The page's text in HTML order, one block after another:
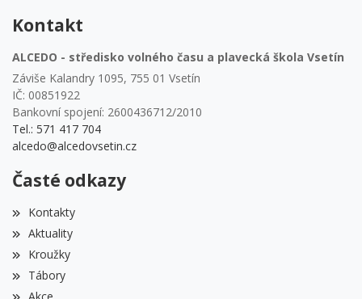
Kontakt
ALCEDO - středisko volného času a plavecká škola Vsetín
Záviše Kalandry 1095, 755 01 Vsetín
IČ: 00851922
Bankovní spojení: 2600436712/2010
Tel.: 571 417 704
alcedo@alcedovsetin.cz
Časté odkazy
Kontakty
Aktuality
Kroužky
Tábory